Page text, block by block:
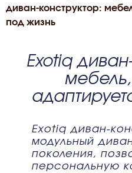
диван-конструктор:
под жизнь
Exotiq
мебель,
Exotiq диван-
модульный
поколения,
персональную